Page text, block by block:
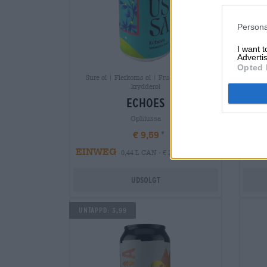
I want
Opted
Sure øl | Flerkorns øl | Frugt-, urte- og
krydderøl
echoes
Ophiussa
€ 9,59
EINWEG
0,44 L CAN - € 21,80 / LTR
Udsolgt
Untappd: 3,99